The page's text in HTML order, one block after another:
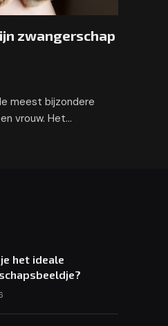
zwangerschap
meest bijzondere
vrouw. Het…
het ideale